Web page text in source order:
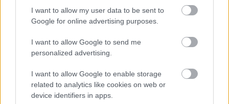
I want to allow my user data to be sent to
Google for online advertising purposes.
I want to allow Google to send me
personalized advertising.
I want to allow Google to enable storage
related to analytics like cookies on web or
device identifiers in apps.
Paks II.: Mit jelent az 5. blokk új
árnyékában?
Elkészült a Liszt Ferenc repülőtér
közelében lévő logisztikai bázis út- és
közműhálózatának fejlesztése